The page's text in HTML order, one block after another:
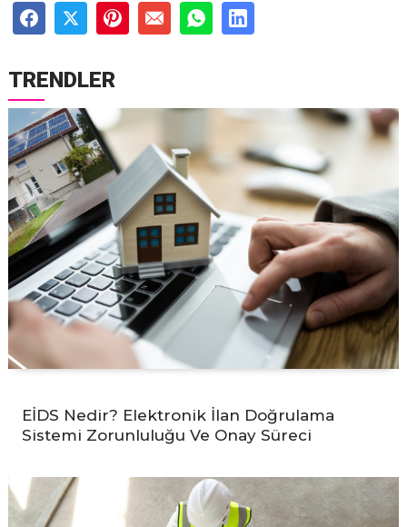
TRENDLER
EİDS Nedir? Elektronik İlan Doğrulama
Sistemi Zorunluluğu Ve Onay Süreci